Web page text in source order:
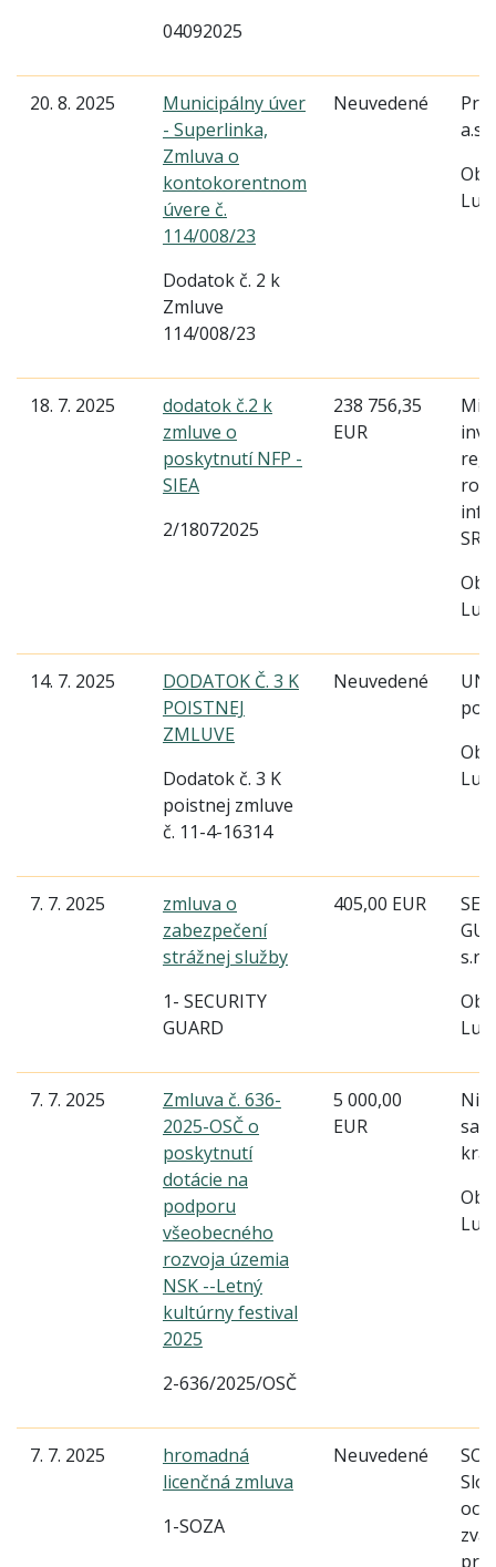
04092025
20. 8. 2025
Municipálny úver
- Superlinka,
Zmluva o
kontokorentnom
úvere č.
114/008/23
Dodatok č. 2 k
Zmluve
114/008/23
Neuvedené
a.s.
18. 7. 2025
dodatok č.2 k
zmluve o
poskytnutí NFP -
SIEA
2/18072025
238 756,35
EUR
SR
14. 7. 2025
DODATOK Č. 3 K
POISTNEJ
ZMLUVE
Dodatok č. 3 K
poistnej zmluve
č. 11-4-16314
Neuvedené
7. 7. 2025
zmluva o
zabezpečení
strážnej služby
1- SECURITY
GUARD
405,00 EUR
7. 7. 2025
Zmluva č. 636-
2025-OSČ o
poskytnutí
dotácie na
podporu
všeobecného
rozvoja územia
NSK --Letný
kultúrny festival
2025
2-636/2025/OSČ
5 000,00
EUR
kraj
7. 7. 2025
hromadná
licenčná zmluva
1-SOZA
Neuvedené
pre